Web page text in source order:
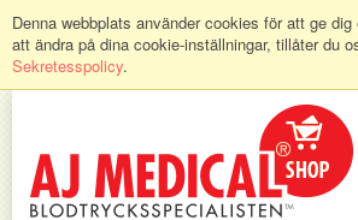
Denna webbplats använder cookies för att ge
att ändra på dina cookie-inställningar, tillåter du
Sekretesspolicy.